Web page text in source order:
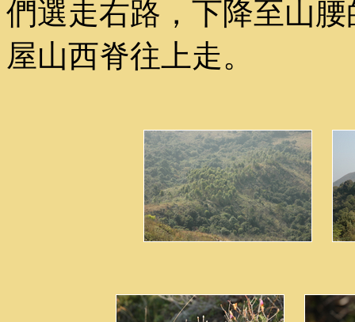
們選走右路，下降至山
屋山西脊往上走。